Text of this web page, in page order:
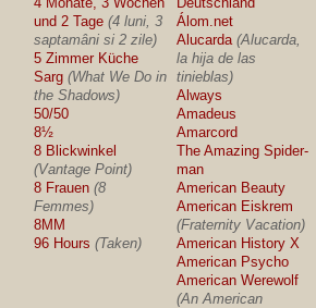
und 2 Tage (4 luni, 3
saptamâni si 2 zile)
5 Zimmer Küche
Sarg (What We Do in
the Shadows)
50/50
8½
8 Blickwinkel
(Vantage Point)
8 Frauen (8
Femmes)
8MM
96 Hours (Taken)
Álom.net
Alucarda (Alucarda,
la hija de las
tinieblas)
Always
Amadeus
Amarcord
The Amazing Spider-
man
American Beauty
American Eiskrem
(Fraternity Vacation)
American History X
American Psycho
American Werewolf
(An American